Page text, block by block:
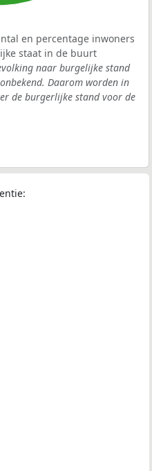
en percentage inwoners
staat in de buurt
naar burgelijke stand
Daarom worden in
de burgerlijke stand voor de